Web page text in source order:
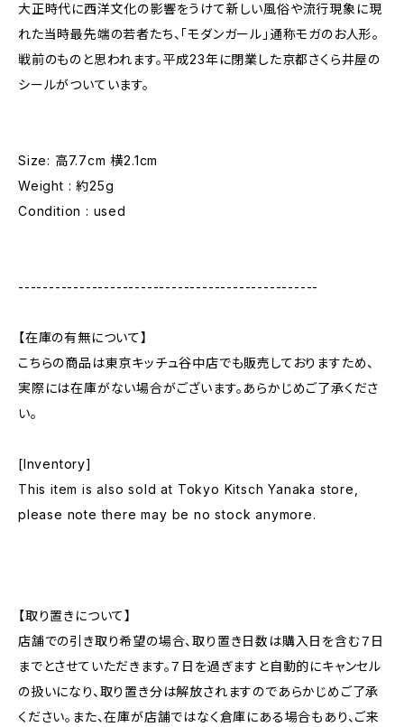
大正時代に西洋文化の影響をうけて新しい風俗や流行現象に現
れた当時最先端の若者たち、「モダンガール」通称モガのお人形。
戦前のものと思われます。平成23年に閉業した京都さくら井屋の
シールがついています。
Size: 高7.7cm 横2.1cm
Weight : 約25g
Condition : used
-------------------------------------------------
【在庫の有無について】
こちらの商品は東京キッチュ谷中店でも販売しておりますため、
実際には在庫がない場合がございます。あらかじめご了承くださ
い。
[Inventory]
This item is also sold at Tokyo Kitsch Yanaka store,
please note there may be no stock anymore.
【取り置きについて】
店舗での引き取り希望の場合、取り置き日数は購入日を含む７日
までとさせていただきます。７日を過ぎますと自動的にキャンセル
の扱いになり、取り置き分は解放されますのであらかじめご了承
ください。また、在庫が店舗ではなく倉庫にある場合もあり、ご来